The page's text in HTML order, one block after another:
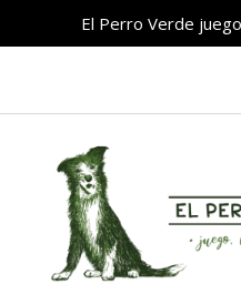
El Perro Verde